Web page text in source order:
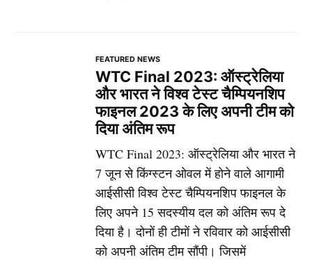
FEATURED NEWS
WTC Final 2023: ऑस्ट्रेलिया
और भारत ने विश्व टेस्ट चैम्पियनशिप
फाइनल 2023 के लिए अपनी टीम को
दिया अंतिम रूप
WTC Final 2023: ऑस्ट्रेलिया और भारत ने
7 जून से किंग्स्टन ओवल में होने वाले आगामी
आईसीसी विश्व टेस्ट चैम्पियनशिप फाइनल के
लिए अपने 15 सदस्यीय दल को अंतिम रूप दे
दिया है। दोनों ही टीमों ने रविवार को आईसीसी
को अपनी अंतिम टीम सौंपी। जिसमें